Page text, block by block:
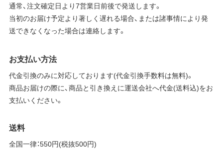
通常、注文確定日より7営業日前後で発送します。
当初のお届け予定より著しく遅れる場合、または諸事情により発
送できなくなった場合は連絡します。
お支払い方法
代金引換のみに対応しております(代金引換手数料は無料)。
商品お届けの際に、商品と引き換えに運送会社へ代金(送料込)をお
支払いください。
送料
全国一律：550円(税抜500円)